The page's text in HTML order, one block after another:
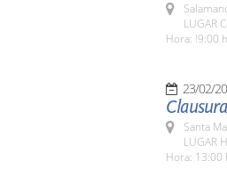
LUGAR
Hora: !9:00
23/02/
Santa
LUGAR
Hora: 13:00